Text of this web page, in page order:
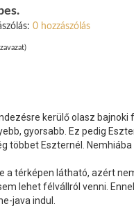
0 hozzászólás
kerülő olasz
gyorsabb. Ez pedig
többet Eszternél.
a térképen látható, azért
lehet félvállról venni.
java indul.